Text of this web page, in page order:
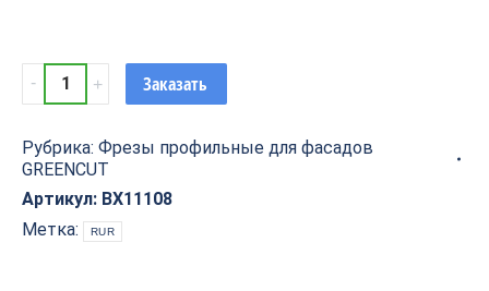
Фреза
профильная
фасадов
D38xH14xL59
S=12
GREENCUT
BX11108
Заказать
Рубрика: Фрезы профильные для фасадов
GREENCUT
Артикул: BX11108
Метка:
RUR